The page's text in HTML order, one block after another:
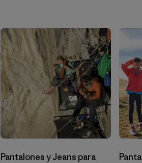
Filtrar por
Features & Processes
Filtrar por
Materials & Fabric 1
Filtrar por
Sport
Filtrar por
Gender
Pantalones y Jeans para